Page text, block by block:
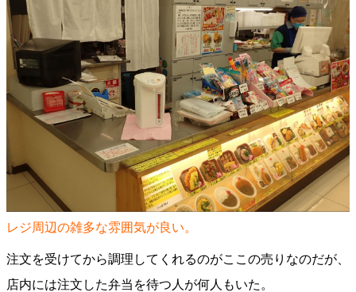
レジ周辺の雑多な雰囲気が良い。
注文を受けてから調理してくれるのがここの売りなのだが、
店内には注文した弁当を待つ人が何人もいた。